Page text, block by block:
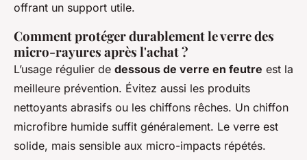
offrant un support utile.
Comment protéger durablement le verre des
micro-rayures après l'achat ?
L’usage régulier de dessous de verre en feutre est la
meilleure prévention. Évitez aussi les produits
nettoyants abrasifs ou les chiffons rêches. Un chiffon
microfibre humide suffit généralement. Le verre est
solide, mais sensible aux micro-impacts répétés.